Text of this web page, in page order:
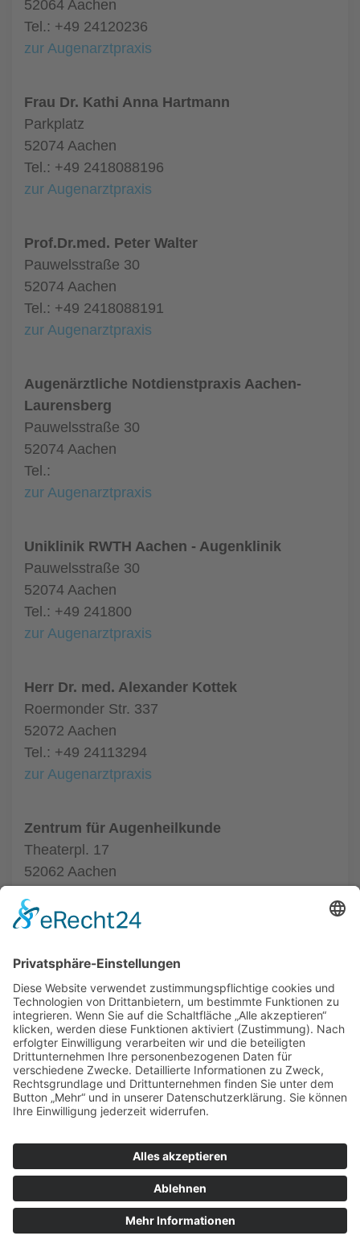
52064 Aachen
Tel.: +49 24120236
zur Augenarztpraxis
Frau Dr. Kathi Anna Hartmann
Parkplatz
52074 Aachen
Tel.: +49 2418088196
zur Augenarztpraxis
Prof.Dr.med. Peter Walter
Pauwelsstraße 30
52074 Aachen
Tel.: +49 2418088191
zur Augenarztpraxis
Augenärztliche Notdienstpraxis Aachen-
Laurensberg
Pauwelsstraße 30
52074 Aachen
Tel.:
zur Augenarztpraxis
Uniklinik RWTH Aachen - Augenklinik
Pauwelsstraße 30
52074 Aachen
Tel.: +49 241800
zur Augenarztpraxis
Herr Dr. med. Alexander Kottek
Roermonder Str. 337
52072 Aachen
Tel.: +49 24113294
zur Augenarztpraxis
Zentrum für Augenheilkunde
Theaterpl. 17
52062 Aachen
zur Augenarztpraxis
ALLGEMEIN
AUGENÄRZTE
AUGENÄRZTE
AUGENARZT NOTDIENST
© Copyright Mein-Augenarzt.org 2026